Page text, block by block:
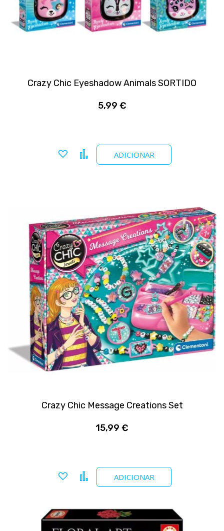
Crazy Chic Eyeshadow Animals SORTIDO
5,99 €
ADICIONAR
Adicionar a favoritos
Comparar
Crazy Chic Message Creations Set
15,99 €
ADICIONAR
Adicionar a favoritos
Comparar